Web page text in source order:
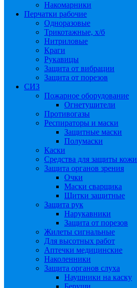
Накомарники
Перчатки рабочие
Одноразовые
Трикотажные, х/б
Нитриловые
Краги
Рукавицы
Защита от вибрации
Защита от порезов
СИЗ
Пожарное оборудование
Огнетушители
Противогазы
Респираторы и маски
Защитные маски
Полумаски
Каски
Средства для защиты кожи
Защита органов зрения
Очки
Маски сварщика
Щитки защитные
Защита рук
Нарукавники
Защита от порезов
Жилеты сигнальные
Для высотных работ
Аптечки медицинские
Наколенники
Защита органов слуха
Наушники на каску
Беруши